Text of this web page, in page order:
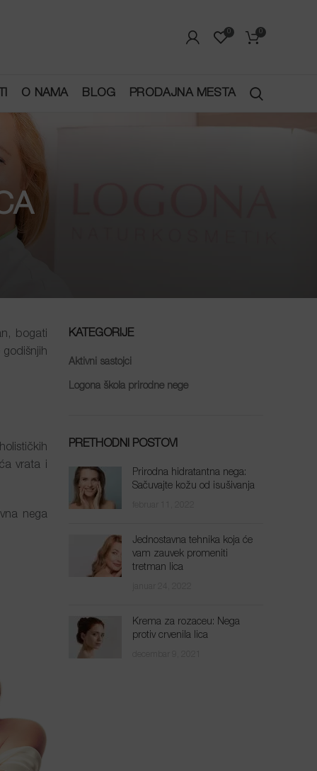
0 0
O NAMA BLOG PRODAJNA MESTA
bogati
vrata i
nega
KATEGORIJE
Aktivni sastojci
Logona škola prirodne nege
PRETHODNI POSTOVI
Prirodna hidratantna nega:
Sačuvajte kožu od isušivanja
Jednostavna tehnika koja će
vam zauvek promeniti
tretman lica
Krema za rozaceu: Nega
protiv crvenila lica